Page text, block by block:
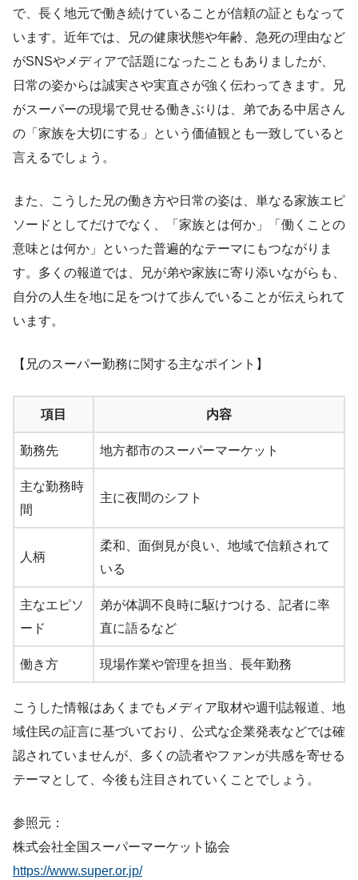
で、長く地元で働き続けていることが信頼の証ともなって
います。近年では、兄の健康状態や年齢、急死の理由など
がSNSやメディアで話題になったこともありましたが、
日常の姿からは誠実さや実直さが強く伝わってきます。兄
がスーパーの現場で見せる働きぶりは、弟である中居さん
の「家族を大切にする」という価値観とも一致していると
言えるでしょう。
また、こうした兄の働き方や日常の姿は、単なる家族エピ
ソードとしてだけでなく、「家族とは何か」「働くことの
意味とは何か」といった普遍的なテーマにもつながりま
す。多くの報道では、兄が弟や家族に寄り添いながらも、
自分の人生を地に足をつけて歩んでいることが伝えられて
います。
【兄のスーパー勤務に関する主なポイント】
項目 内容
勤務先 地方都市のスーパーマーケット
主な勤務時
間
主に夜間のシフト
人柄
柔和、面倒見が良い、地域で信頼されて
いる
主なエピソ
ード
弟が体調不良時に駆けつける、記者に率
直に語るなど
働き方 現場作業や管理を担当、長年勤務
こうした情報はあくまでもメディア取材や週刊誌報道、地
域住民の証言に基づいており、公式な企業発表などでは確
認されていませんが、多くの読者やファンが共感を寄せる
テーマとして、今後も注目されていくことでしょう。
参照元：
株式会社全国スーパーマーケット協会
https://www.super.or.jp/